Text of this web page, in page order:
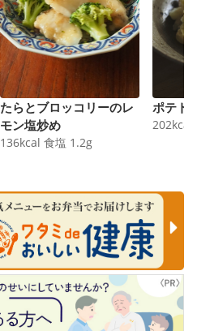
たらとブロッコリーのレ
モン塩炒め
136kcal 食塩 1.2g
ポテト
202kcal